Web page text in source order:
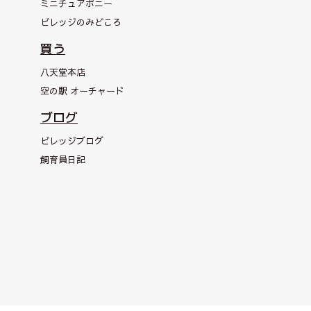
ミニチュアポニー
ビレッジのみどころ
買う
八天堂本店
空の駅 オーチャード
ブログ
ビレッジブログ
飼育員日記